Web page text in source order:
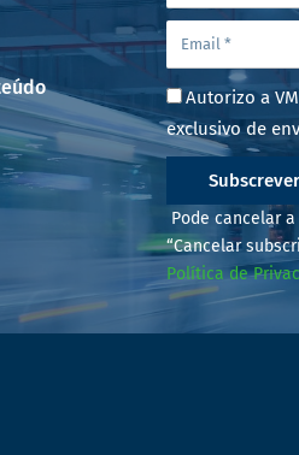
Autorizo a
exclusivo de
Pode cancelar
“Cancelar
Política de